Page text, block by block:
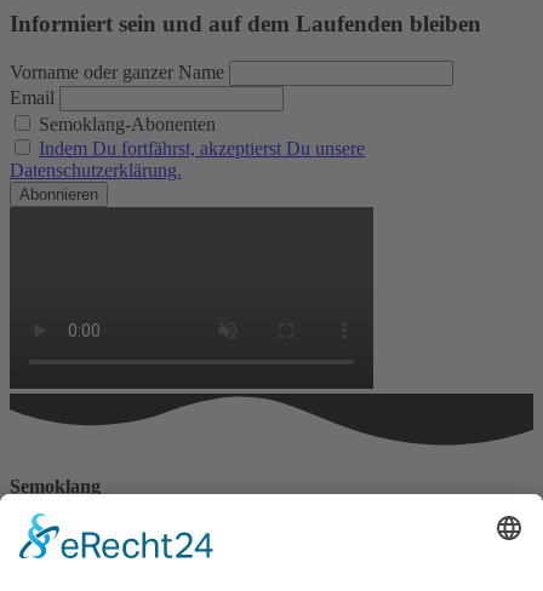
Informiert sein und auf dem Laufenden bleiben
Vorname oder ganzer Name
Email
Semoklang-Abonenten
Indem Du fortfährst, akzeptierst Du unsere
Datenschutzerklärung.
Semoklang
Haus der Lebenskraft